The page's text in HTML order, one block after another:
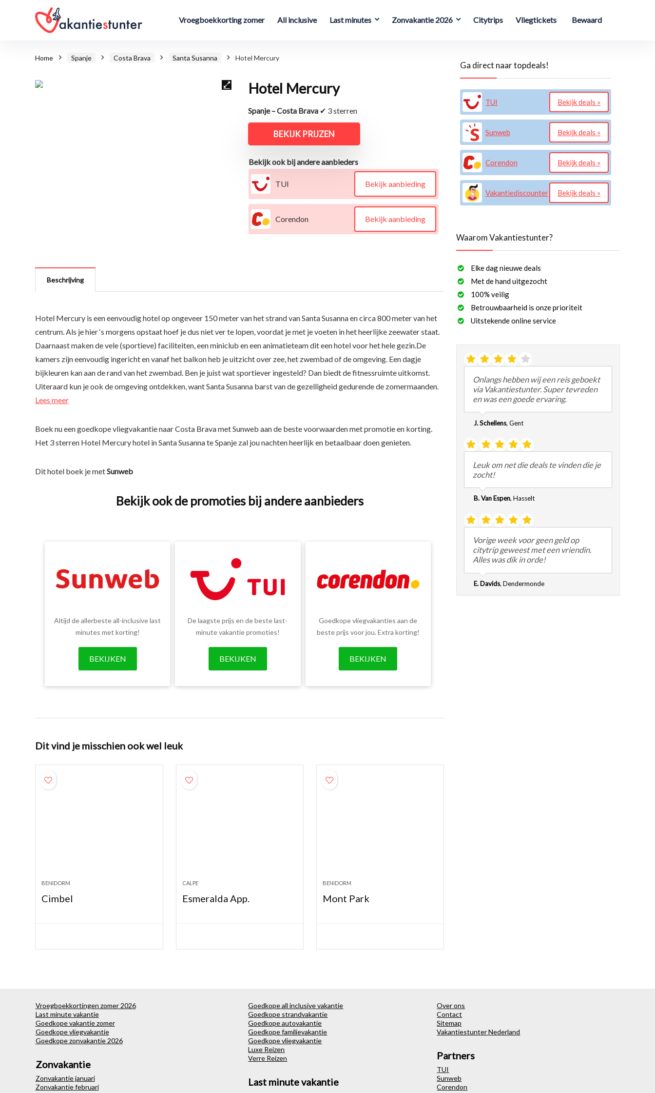
Vroegboekkorting zomer All inclusive Last minutes Zonvakantie 2026 Citytrips Vliegtickets Bewaard
Home Spanje Costa Brava Santa Susanna Hotel Mercury
Hotel Mercury
Spanje – Costa Brava✔ 3 sterren
BEKIJK PRIJZEN
Bekijk ook bij andere aanbieders
TUI Bekijk aanbieding
Corendon Bekijk aanbieding
Beschrijving
Hotel Mercury is een eenvoudig hotel op ongeveer 150 meter van het strand van Santa Susanna en circa 800 meter van het
centrum. Als je hier ‘s morgens opstaat hoef je dus niet ver te lopen, voordat je met je voeten in het heerlijke zeewater staat.
Daarnaast maken de vele (sportieve) faciliteiten, een miniclub en een animatieteam dit een hotel voor het hele gezin.De
kamers zijn eenvoudig ingericht en vanaf het balkon heb je uitzicht over zee, het zwembad of de omgeving. Een dagje
bijkleuren kan aan de rand van het zwembad. Ben je juist wat sportiever ingesteld? Dan biedt de fitnessruimte uitkomst.
Uiteraard kun je ook de omgeving ontdekken, want Santa Susanna barst van de gezelligheid gedurende de zomermaanden.
Lees meer
Boek nu een goedkope vliegvakantie naar Costa Brava met Sunweb aan de beste voorwaarden met promotie en korting.
Het 3 sterren Hotel Mercury hotel in Santa Susanna te Spanje zal jou nachten heerlijk en betaalbaar doen genieten.
Dit hotel boek je metSunweb
Bekijk ook de promoties bij andere aanbieders
Altijd de allerbeste all-inclusive last
minutes met korting!
BEKIJKEN
De laagste prijs en de beste last-
minute vakantie promoties!
BEKIJKEN
Goedkope vliegvakanties aan de
beste prijs voor jou. Extra korting!
BEKIJKEN
Dit vind je misschien ook wel leuk
BENIDORM
Cimbel
CALPE
Esmeralda App.
BENIDORM
Mont Park
Ga direct naar topdeals!
TUI Bekijk deals »
Sunweb Bekijk deals »
Corendon Bekijk deals »
Vakantiediscounter Bekijk deals »
Waarom Vakantiestunter?
Elke dag nieuwe deals
Met de hand uitgezocht
100% veilig
Betrouwbaarheid is onze prioriteit
Uitstekende online service
Onlangs hebben wij een reis geboekt
via Vakantiestunter. Super tevreden
en was een goede ervaring.
J. Schellens, Gent
Leuk om net die deals te vinden die je
zocht!
B. Van Espen, Hasselt
Vorige week voor geen geld op
citytrip geweest met een vriendin.
Alles was dik in orde!
E. Davids, Dendermonde
Vroegboekkortingen zomer 2026
Last minute vakantie
Goedkope vakantie zomer
Goedkope vliegvakantie
Goedkope zonvakantie 2026
Zonvakantie
Zonvakantie januari
Zonvakantie februari
Goedkope all inclusive vakantie
Goedkope strandvakantie
Goedkope autovakantie
Goedkope familievakantie
Goedkope vliegvakantie
Luxe Reizen
Verre Reizen
Last minute vakantie
Over ons
Contact
Sitemap
Vakantiestunter Nederland
Partners
TUI
Sunweb
Corendon